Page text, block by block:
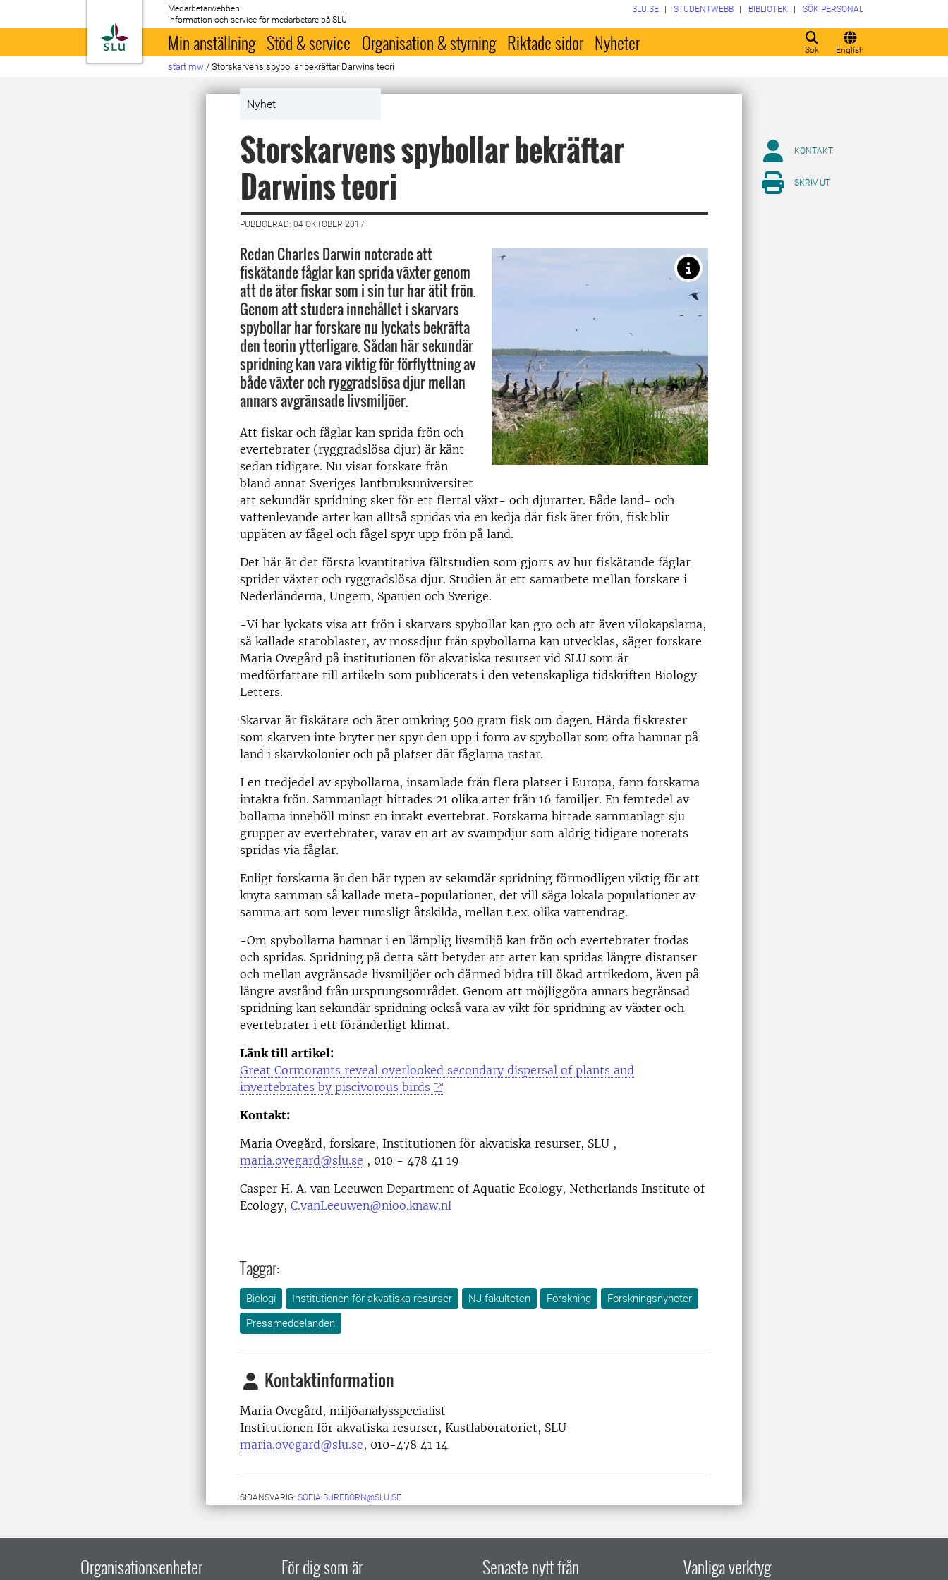
Till startsida
Medarbetarwebben
Information och service för medarbetare på SLU
Sök English
SLU.SE STUDENTWEBB BIBLIOTEK SÖK PERSONAL
Min anställning Stöd & service Organisation & styrning Riktade sidor Nyheter
start mw / Storskarvens spybollar bekräftar Darwins teori
Nyhet
Storskarvens spybollar bekräftar
Darwins teori
PUBLICERAD: 04 OKTOBER 2017
Redan Charles Darwin noterade att
fiskätande fåglar kan sprida växter genom
att de äter fiskar som i sin tur har ätit frön.
Genom att studera innehållet i skarvars
spybollar har forskare nu lyckats bekräfta
den teorin ytterligare. Sådan här sekundär
spridning kan vara viktig för förflyttning av
både växter och ryggradslösa djur mellan
annars avgränsade livsmiljöer.
Att fiskar och fåglar kan sprida frön och
evertebrater (ryggradslösa djur) är känt
sedan tidigare. Nu visar forskare från
bland annat Sveriges lantbruksuniversitet
att sekundär spridning sker för ett flertal växt- och djurarter. Både land- och
vattenlevande arter kan alltså spridas via en kedja där fisk äter frön, fisk blir
uppäten av fågel och fågel spyr upp frön på land.
Det här är det första kvantitativa fältstudien som gjorts av hur fiskätande fåglar
sprider växter och ryggradslösa djur. Studien är ett samarbete mellan forskare i
Nederländerna, Ungern, Spanien och Sverige.
-Vi har lyckats visa att frön i skarvars spybollar kan gro och att även vilokapslarna,
så kallade statoblaster, av mossdjur från spybollarna kan utvecklas, säger forskare
Maria Ovegård på institutionen för akvatiska resurser vid SLU som är
medförfattare till artikeln som publicerats i den vetenskapliga tidskriften Biology
Letters.
Skarvar är fiskätare och äter omkring 500 gram fisk om dagen. Hårda fiskrester
som skarven inte bryter ner spyr den upp i form av spybollar som ofta hamnar på
land i skarvkolonier och på platser där fåglarna rastar.
I en tredjedel av spybollarna, insamlade från flera platser i Europa, fann forskarna
intakta frön. Sammanlagt hittades 21 olika arter från 16 familjer. En femtedel av
bollarna innehöll minst en intakt evertebrat. Forskarna hittade sammanlagt sju
grupper av evertebrater, varav en art av svampdjur som aldrig tidigare noterats
spridas via fåglar.
Enligt forskarna är den här typen av sekundär spridning förmodligen viktig för att
knyta samman så kallade meta-populationer, det vill säga lokala populationer av
samma art som lever rumsligt åtskilda, mellan t.ex. olika vattendrag.
-Om spybollarna hamnar i en lämplig livsmiljö kan frön och evertebrater frodas
och spridas. Spridning på detta sätt betyder att arter kan spridas längre distanser
och mellan avgränsade livsmiljöer och därmed bidra till ökad artrikedom, även på
längre avstånd från ursprungsområdet. Genom att möjliggöra annars begränsad
spridning kan sekundär spridning också vara av vikt för spridning av växter och
evertebrater i ett föränderligt klimat.
Länk till artikel:
Great Cormorants reveal overlooked secondary dispersal of plants and
invertebrates by piscivorous birds
Kontakt:
Maria Ovegård, forskare, Institutionen för akvatiska resurser, SLU ,
maria.ovegard@slu.se , 010 - 478 41 19
Casper H. A. van Leeuwen Department of Aquatic Ecology, Netherlands Institute of
Ecology, C.vanLeeuwen@nioo.knaw.nl
Taggar:
Biologi Institutionen för akvatiska resurser NJ-fakulteten Forskning
Forskningsnyheter
Pressmeddelanden
Kontaktinformation
Maria Ovegård, miljöanalysspecialist
Institutionen för akvatiska resurser, Kustlaboratoriet, SLU
maria.ovegard@slu.se, 010-478 41 14
SIDANSVARIG: SOFIA.BUREBORN@SLU.SE
KONTAKT
SKRIV UT
Organisationsenheter För dig som är Senaste nytt från Vanliga verktyg